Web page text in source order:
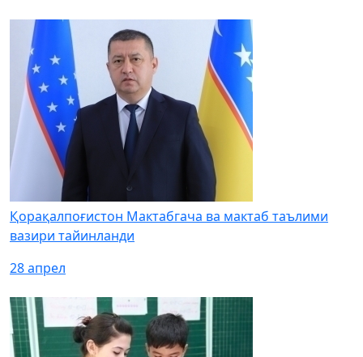
Қорақалпоғистон Мактабгача ва мактаб таълими
вазири тайинланди
28 апрел